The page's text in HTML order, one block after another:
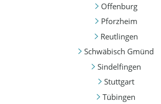
Offenburg
Pforzheim
Reutlingen
Schwäbisch Gmünd
Sindelfingen
Stuttgart
Tübingen